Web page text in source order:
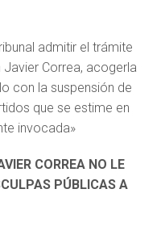
admitir el trámite
Correa, acogerla
con la suspensión de
que se estime en
invocada»
CORREA NO LE
PÚBLICAS A